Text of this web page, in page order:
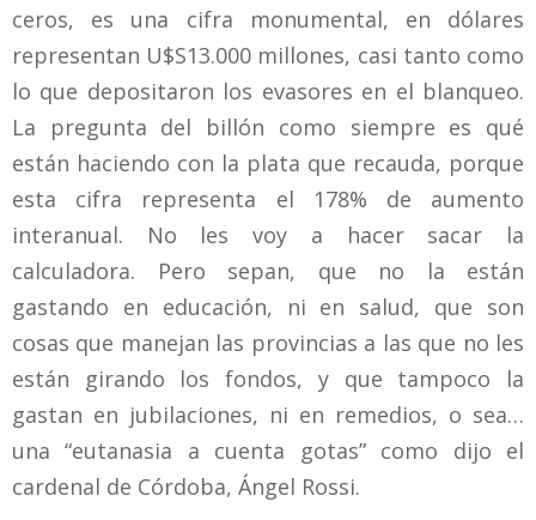
ceros, es una cifra monumental, en dólares
representan U$S13.000 millones, casi tanto como
lo que depositaron los evasores en el blanqueo.
La pregunta del billón como siempre es qué
están haciendo con la plata que recauda, porque
esta cifra representa el 178% de aumento
interanual. No les voy a hacer sacar la
calculadora. Pero sepan, que no la están
gastando en educación, ni en salud, que son
cosas que manejan las provincias a las que no les
están girando los fondos, y que tampoco la
gastan en jubilaciones, ni en remedios, o sea…
una “eutanasia a cuenta gotas” como dijo el
cardenal de Córdoba, Ángel Rossi.